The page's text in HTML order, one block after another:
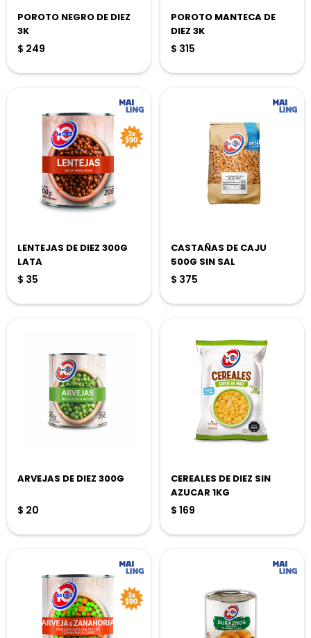
POROTO NEGRO DE DIEZ
3K
$ 249
POROTO MANTECA DE
DIEZ 3K
$ 315
LENTEJAS DE DIEZ 300G
LATA
$ 35
CASTAÑAS DE CAJU
500G SIN SAL
$ 375
ARVEJAS DE DIEZ 300G
$ 20
CEREALES DE DIEZ SIN
AZUCAR 1KG
$ 169